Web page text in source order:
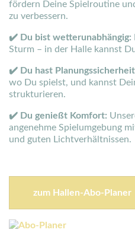
fördern Deine Spielroutine
zu verbessern.
✔️ Du bist wetterunabhängig:
Sturm – in der Halle kannst
✔️ Du hast
wo Du spielst, und kannst
strukturieren.
✔️ Du genießt Komfort:
angenehme Spielumgebung
und guten Lichtverhältnissen.
zum Hallen-Abo-Planer